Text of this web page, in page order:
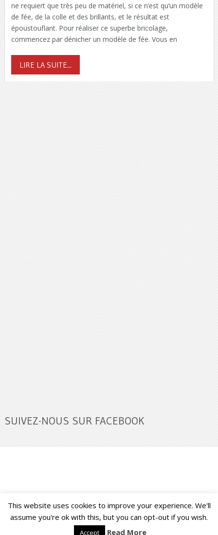
ne requiert que très peu de matériel, si ce n’est qu’un modèle
de fée, de la colle et des brillants, et le résultat est
époustouflant. Pour réaliser ce superbe bricolage,
commencez par dénicher un modèle de fée. Vous en
LIRE LA SUITE...
SUIVEZ-NOUS SUR FACEBOOK
Buzz Ultra Copyright © 2026. Back to Top ↑
This website uses cookies to improve your experience. We'll
assume you're ok with this, but you can opt-out if you wish.
Accept Read More